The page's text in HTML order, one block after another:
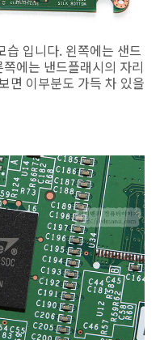
습 입니다. 왼쪽에는 샌드
에는 낸드플래시의 자리
면 이부분도 가득 차 있을